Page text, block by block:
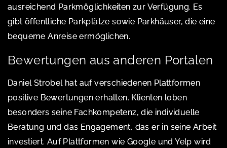
ausreichend Parkmöglichkeiten zur Verfügung. Es
gibt öffentliche Parkplätze sowie Parkhäuser, die eine
bequeme Anreise ermöglichen.
Bewertungen aus anderen Portalen
Daniel Strobel hat auf verschiedenen Plattformen
positive Bewertungen erhalten. Klienten loben
besonders seine Fachkompetenz, die individuelle
Beratung und das Engagement, das er in seine Arbeit
investiert. Auf Plattformen wie Google und Yelp wird